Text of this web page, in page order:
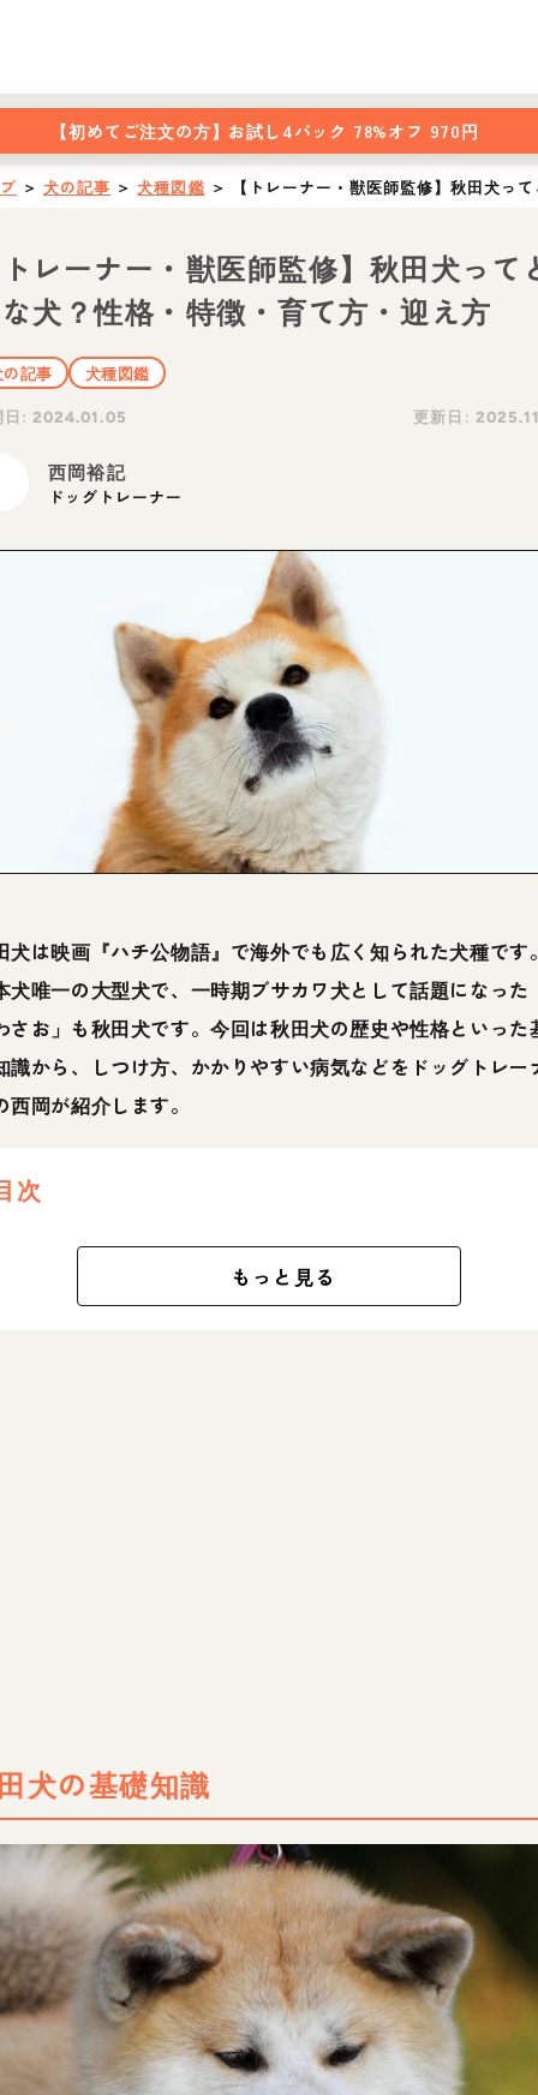
【初めてご注文の方】 お試し4パック 78%オフ 970円
＞ 犬の記事 ＞ 犬種図鑑 ＞ 【トレーナー・獣医師監修】秋田犬っ
レーナー・獣医師監修】秋田犬って
犬？性格・特徴・育て方・迎え方
の記事
犬種図鑑
日:2024.01.05 更新日:
西岡裕記
ドッグトレーナー
犬は映画『ハチ公物語』で海外でも広く知られた犬種です。
犬唯一の大型犬で、一時期ブサカワ犬として話題になった
さお」も秋田犬です。今回は秋田犬の歴史や性格といった
識から、しつけ方、かかりやすい病気などをドッグトレー
西岡が紹介します。
次
もっと見る
犬の基礎知識